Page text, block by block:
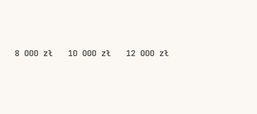
8 000 zł 10 000 zł 12 000 zł